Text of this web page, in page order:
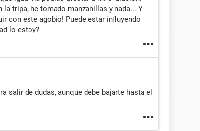
tripa, he tomado manzanillas y nada... Y
con este agobio! Puede estar influyendo
lo estoy?
salir de dudas, aunque debe bajarte hasta el